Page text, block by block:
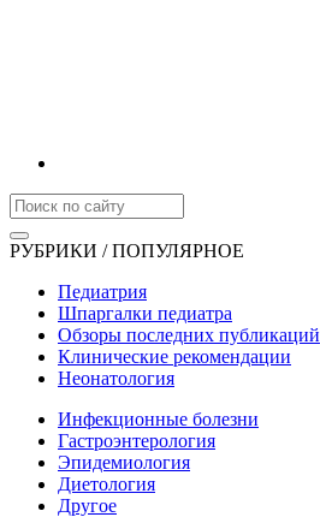
РУБРИКИ / ПОПУЛЯРНОЕ
Педиатрия
Шпаргалки педиатра
Обзоры последних публикаций
Клинические рекомендации
Неонатология
Инфекционные болезни
Гастроэнтерология
Эпидемиология
Диетология
Другое